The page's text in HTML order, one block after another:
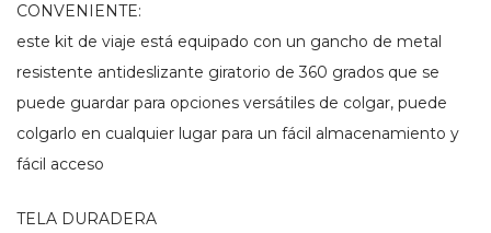
CONVENIENTE:
este kit de viaje está equipado con un gancho de metal
resistente antideslizante giratorio de 360 grados que se
puede guardar para opciones versátiles de colgar, puede
colgarlo en cualquier lugar para un fácil almacenamiento y
fácil acceso
TELA DURADERA